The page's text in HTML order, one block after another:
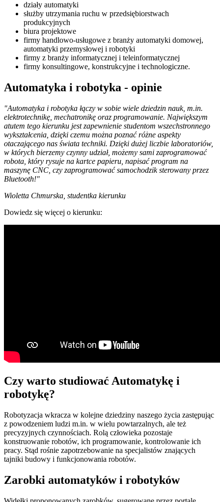
działy automatyki
służby utrzymania ruchu w przedsiębiorstwach
produkcyjnych
biura projektowe
firmy handlowo-usługowe z branży automatyki domowej,
automatyki przemysłowej i robotyki
firmy z branży informatycznej i teleinformatycznej
firmy konsultingowe, konstrukcyjne i technologiczne.
Automatyka i robotyka - opinie
"Automatyka i robotyka łączy w sobie wiele dziedzin nauk, m.in.
elektrotechnikę, mechatronikę oraz programowanie. Największym
atutem tego kierunku jest zapewnienie studentom wszechstronnego
wykształcenia, dzięki czemu można poznać różne aspekty
otaczającego nas świata techniki. Dzięki dużej liczbie laboratoriów,
w których bierzemy czynny udział, możemy sami zaprogramować
robota, który rysuje na kartce papieru, napisać program na
maszynę CNC, czy zaprogramować samochodzik sterowany przez
Bluetooth!"
Wioletta Chmurska, studentka kierunku
Dowiedz się więcej o kierunku:
Czy warto studiować Automatykę i
robotykę?
Robotyzacja wkracza w kolejne dziedziny naszego życia zastępując
z powodzeniem ludzi m.in. w wielu powtarzalnych, ale też
precyzyjnych czynnościach. Rolą człowieka pozostaje
konstruowanie robotów, ich programowanie, kontrolowanie ich
pracy. Stąd rośnie zapotrzebowanie na specjalistów znających
tajniki budowy i funkcjonowania robotów.
Zarobki automatyków i robotyków